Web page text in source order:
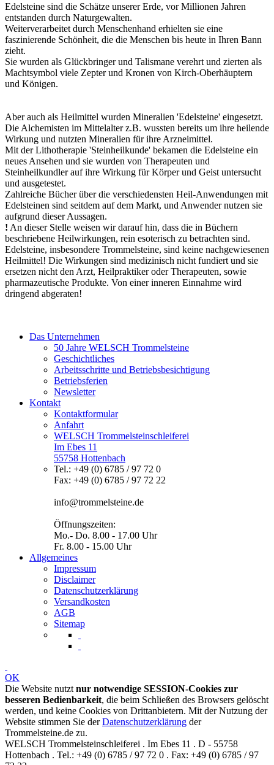
Edelsteine sind die Schätze unserer Erde, vor Millionen Jahren
entstanden durch Naturgewalten.
Weiterverarbeitet durch Menschenhand erhielten sie eine
faszinierende Schönheit, die die Menschen bis heute in Ihren Bann
zieht.
Sie wurden als Glückbringer und Talismane verehrt und zierten als
Machtsymbol viele Zepter und Kronen von Kirch-Oberhäuptern
und Königen.
Aber auch als Heilmittel wurden Mineralien 'Edelsteine' eingesetzt.
Die Alchemisten im Mittelalter z.B. wussten bereits um ihre heilende
Wirkung und nutzten Mineralien für ihre Arzneimittel.
Mit der Lithotherapie 'Steinheilkunde' bekamen die Edelsteine ein
neues Ansehen und sie wurden von Therapeuten und
Steinheilkundler auf ihre Wirkung für Körper und Geist untersucht
und ausgetestet.
Zahlreiche Bücher über die verschiedensten Heil-Anwendungen mit
Edelsteinen sind seitdem auf dem Markt, und Anwender nutzen sie
aufgrund dieser Aussagen.
! An dieser Stelle weisen wir darauf hin, dass die in Büchern
beschriebene Heilwirkungen, rein esoterisch zu betrachten sind.
Edelsteine, insbesondere Trommelsteine, sind keine nachgewiesenen
Heilmittel! Die Wirkungen sind medizinisch nicht fundiert und sie
ersetzen nicht den Arzt, Heilpraktiker oder Therapeuten, sowie
pharmazeutische Produkte. Von einer inneren Einnahme wird
dringend abgeraten!
Das Unternehmen
50 Jahre WELSCH Trommelsteine
Geschichtliches
Arbeitsschritte und Betriebsbesichtigung
Betriebsferien
Newsletter
Kontakt
Kontaktformular
Anfahrt
WELSCH Trommelsteinschleiferei
Im Ebes 11
55758 Hottenbach
Tel.: +49 (0) 6785 / 97 72 0
Fax: +49 (0) 6785 / 97 72 22
info@trommelsteine.de
Öffnungszeiten:
Mo.- Do. 8.00 - 17.00 Uhr
Fr. 8.00 - 15.00 Uhr
Allgemeines
Impressum
Disclaimer
Datenschutzerklärung
Versandkosten
AGB
Sitemap
OK
Die Website nutzt nur notwendige SESSION-Cookies zur
besseren Bedienbarkeit, die beim Schließen des Browsers gelöscht
werden, und keine Cookies von Drittanbietern. Mit der Nutzung der
Website stimmen Sie derDatenschutzerklärung der
Trommelsteine.de zu.
WELSCH Trommelsteinschleiferei . Im Ebes 11 . D - 55758
Hottenbach . Tel.: +49 (0) 6785 / 97 72 0 . Fax: +49 (0) 6785 / 97